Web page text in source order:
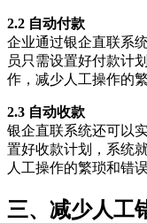
2.2 自动付款
企业通过银企直联系
员只需设置好付款计
作，减少人工操作的
2.3 自动收款
银企直联系统还可以
置好收款计划，系统
人工操作的繁琐和错
三、减少人工